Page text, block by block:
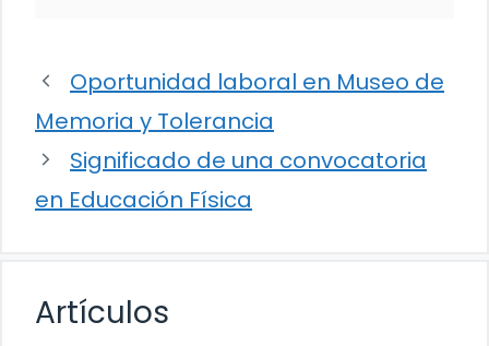
Oportunidad laboral en Museo de
Memoria y Tolerancia
Significado de una convocatoria
en Educación Física
Artículos